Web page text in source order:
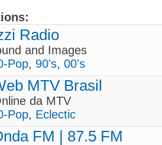
Radio
and Images
Pop, 90's, 00's
MTV Brasil
da MTV
Pop, Eclectic
FM | 87.5 FM